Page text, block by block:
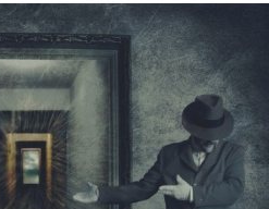
a
r
c
h